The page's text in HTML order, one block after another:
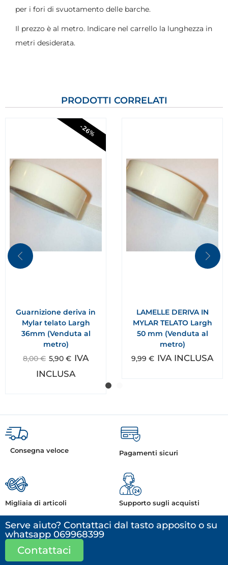
per i fori di svuotamento delle barche.
Il prezzo è al metro. Indicare nel carrello la lunghezza in
metri desiderata.
PRODOTTI CORRELATI
-26%
Guarnizione deriva in
Mylar telato Largh
36mm (Venduta al
metro)
8,00€ 5,90 € IVA
INCLUSA
LAMELLE DERIVA IN
MYLAR TELATO Largh
50 mm (Venduta al
metro)
9,99 € IVA INCLUSA
Consegna veloce Pagamenti sicuri
Migliaia di articoli Supporto sugli acquisti
Serve aiuto? Contattaci dal tasto apposito o su
whatsapp 069968399
Contattaci